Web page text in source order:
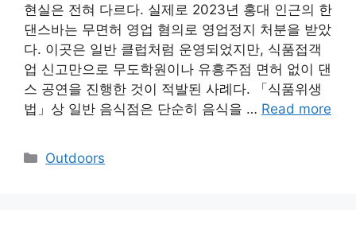
현실은 전혀 다르다. 실제로 2023년 홍대 인근의 한
댄스바는 무면허 영업 혐의로 영업정지 처분을 받았
다. 이곳은 일반 클럽처럼 운영되었지만, 식품접객
업 신고만으로 무도학원이나 유흥주점 면허 없이 댄
스 공연을 진행한 것이 적발된 사례다. 「식품위생
법」상 일반 음식점은 단순히 음식을 … Read more
Categories
Outdoors